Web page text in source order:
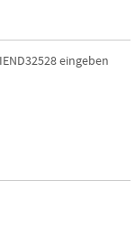
eingeben